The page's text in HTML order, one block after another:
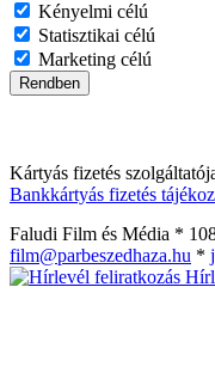
Kényelmi célú
Statisztikai célú
Marketing célú
Rendben
Kártyás fizetés
Bankkártyás fizetés
Faludi Film és Média *
film@parbeszedhaza.hu *